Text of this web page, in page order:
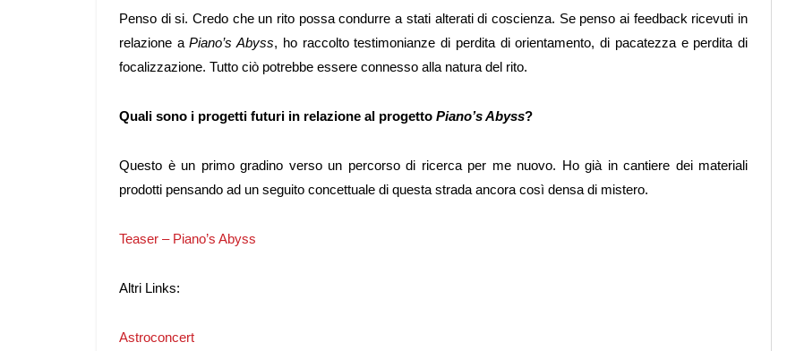
Penso di si. Credo che un rito possa condurre a stati alterati di coscienza. Se penso ai feedback ricevuti in
relazione aPiano’s Abyss, ho raccolto testimonianze di perdita di orientamento, di pacatezza e perdita di
focalizzazione. Tutto ciò potrebbe essere connesso alla natura del rito.
Quali sono i progetti futuri in relazione al progetto Piano’s Abyss?
Questo è un primo gradino verso un percorso di ricerca per me nuovo. Ho già in cantiere dei materiali
prodotti pensando ad un seguito concettuale di questa strada ancora così densa di mistero.
Teaser – Piano’s Abyss
Altri Links:
Astroconcert